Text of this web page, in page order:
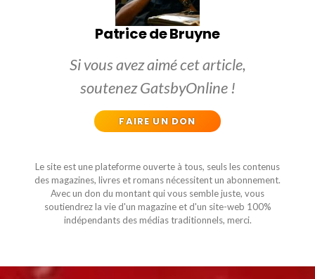
Patrice de Bruyne
Si vous avez aimé cet article,
soutenez GatsbyOnline !
FAIRE UN DON
Le site est une plateforme ouverte à tous, seuls les contenus
des magazines, livres et romans nécessitent un abonnement.
Avec un don du montant qui vous semble juste, vous
soutiendrez la vie d'un magazine et d'un site-web 100%
indépendants des médias traditionnels, merci.